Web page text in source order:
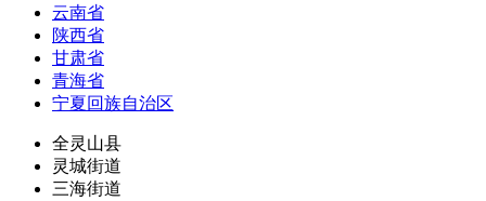
云南省
陕西省
甘肃省
青海省
宁夏回族自治区
全灵山县
灵城街道
三海街道